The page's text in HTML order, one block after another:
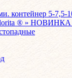
контейнер 5-7,5-
® » НОВИНКА